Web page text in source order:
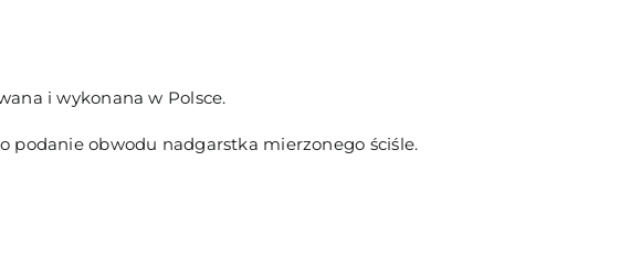
i wykonana w Polsce.
podanie obwodu nadgarstka mierzonego ściśle.